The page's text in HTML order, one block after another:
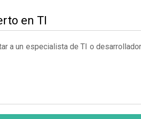
en TI
a un especialista de TI o